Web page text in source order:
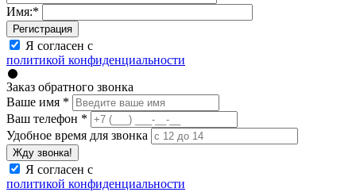
Имя:*
Регистрация
Я согласен с
политикой конфиденциальности
Заказ обратного звонка
Ваше имя *
Ваш телефон *
Удобное время для звонка
Жду звонка!
Я согласен с
политикой конфиденциальности